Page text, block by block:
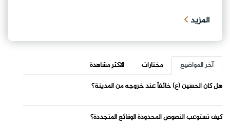
المزيد
آخر المواضيع مختارات
الاكثر مشاهدة
هل كان الحسين (ع) خائفاً عند خروجه من المدينة؟
كيف تستوعب النصوص المحدودة الوقائع المتجددة؟